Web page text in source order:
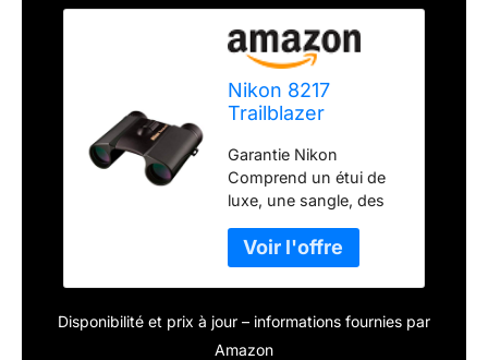
Nikon 8217
Trailblazer
Chasse 8 x 25
Garantie Nikon
Comprend un étui de
luxe, une sangle, des
boîte.
Disponibilité et prix à jour – informations fournies par
Amazon